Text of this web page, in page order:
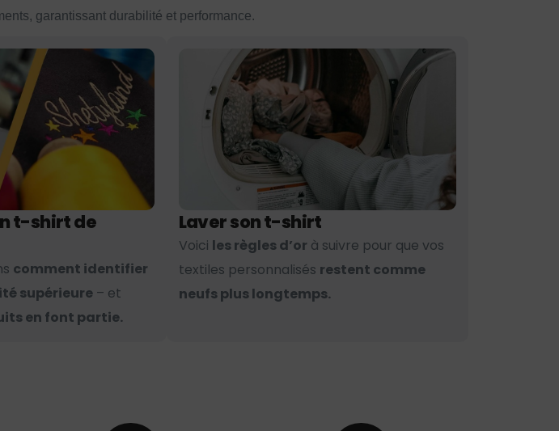
garantissant durabilité et performance.
t-shirt de
comment identifier
supérieure – et
en font partie.
Laver son t-shirt
Voici les règles d’or à suivre pour que vos
textiles personnalisés restent comme
neufs plus longtemps.